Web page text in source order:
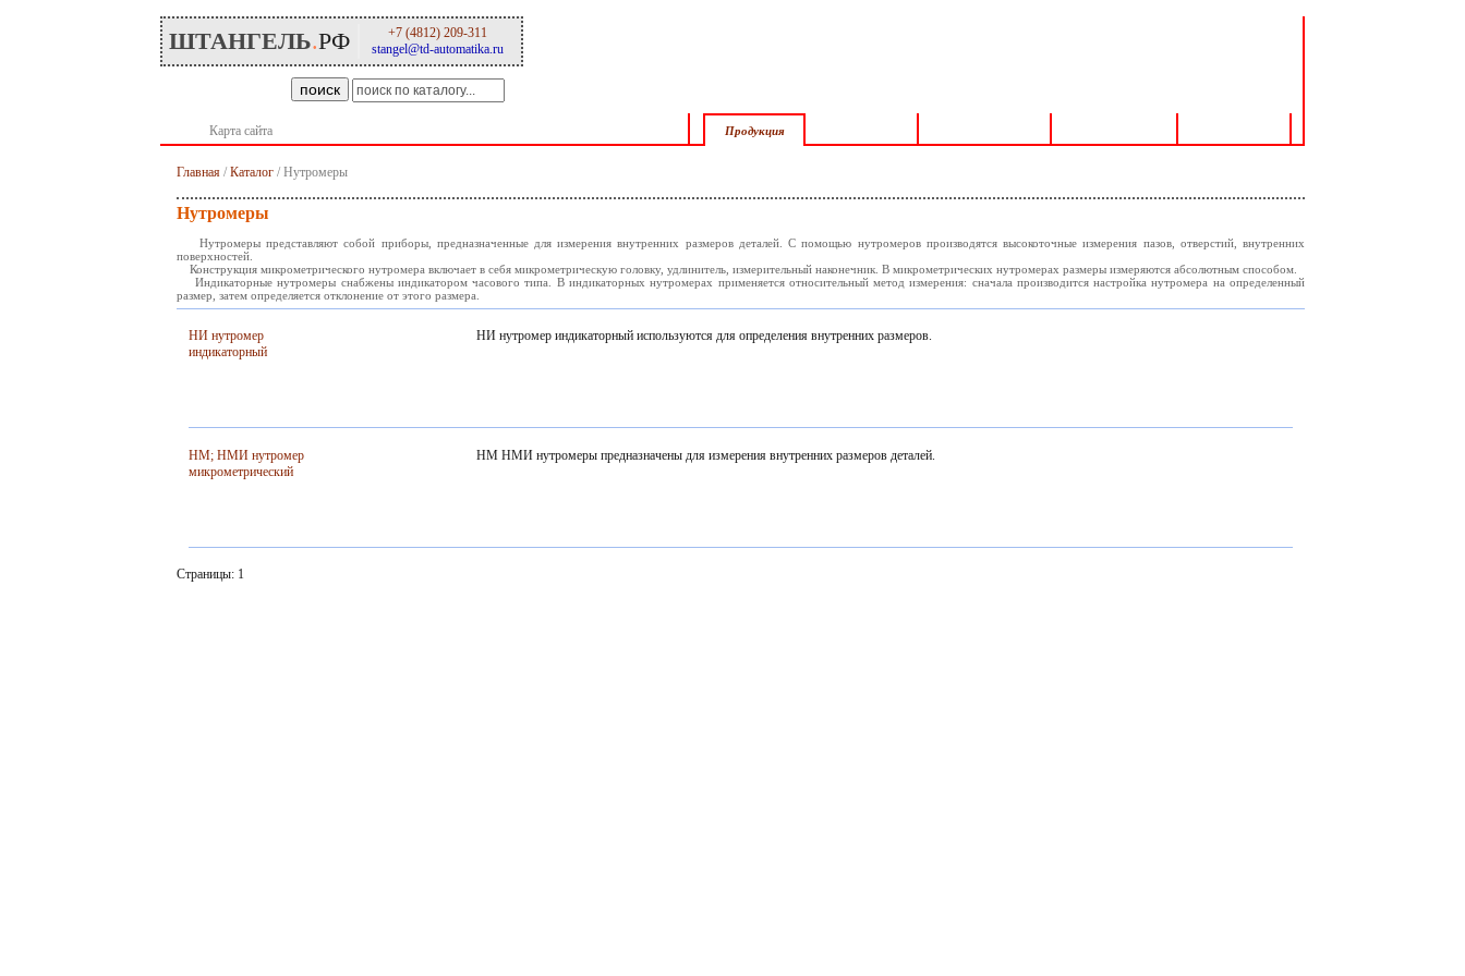
ШТАНГЕЛЬ.РФ
+7 (4812) 209-311
stangel@td-automatika.ru
поиск
Карта сайта Продукция
Главная / Каталог / Нутромеры
Нутромеры
Нутромеры представляют собой приборы, предназначенные для измерения внутренних размеров деталей. С помощью нутромеров производятся высокоточные измерения пазов, отверстий, внутренних
поверхностей.
Конструкция микрометрического нутромера включает в себя микрометрическую головку, удлинитель, измерительный наконечник. В микрометрических нутромерах размеры измеряются абсолютным способом.
Индикаторные нутромеры снабжены индикатором часового типа. В индикаторных нутромерах применяется относительный метод измерения: сначала производится настройка нутромера на определенный
размер, затем определяется отклонение от этого размера.
НИ нутромер
индикаторный
НИ нутромер индикаторный используются для определения внутренних размеров.
НМ; НМИ нутромер
микрометрический
НМ НМИ нутромеры предназначены для измерения внутренних размеров деталей.
Страницы: 1